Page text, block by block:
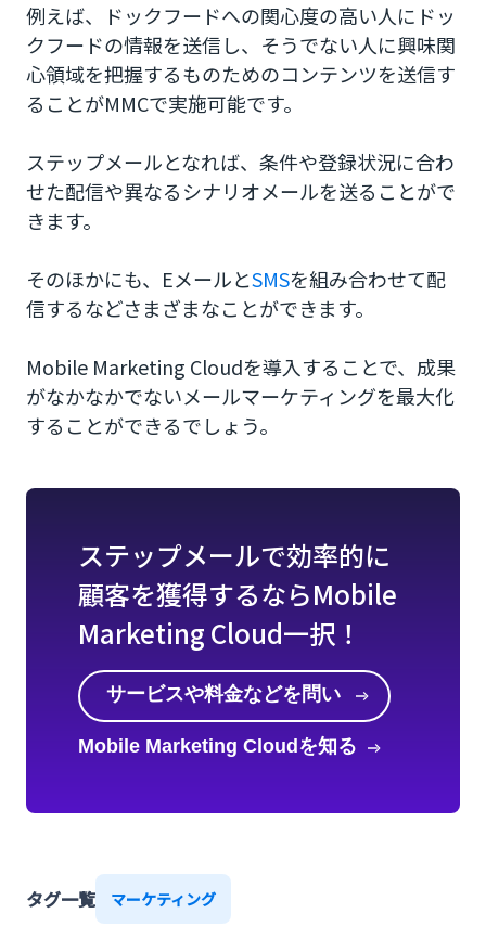
例えば、ドックフードへの関心度の高い人にドッ
クフードの情報を送信し、そうでない人に興味関
心領域を把握するものためのコンテンツを送信す
ることがMMCで実施可能です。
ステップメールとなれば、条件や登録状況に合わ
せた配信や異なるシナリオメールを送ることがで
きます。
そのほかにも、EメールとSMSを組み合わせて配
信するなどさまざまなことができます。
Mobile Marketing Cloudを導入することで、成果
がなかなかでないメールマーケティングを最大化
することができるでしょう。
ステップメールで効率的に
顧客を獲得するならMobile
Marketing Cloud一択！
サービスや料金などを問い
合わせる
Mobile Marketing Cloudを知る
タグ一覧 マーケティング